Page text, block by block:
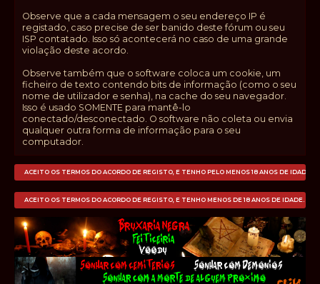
Observe que a cada mensagem o seu endereço IP é
registado, caso precise de ser banido deste fórum ou seu
ISP contatado. Isso só acontecerá no caso de uma grande
violação deste acordo.
Observe também que o software coloca um cookie, um
ficheiro de texto contendo bits de informação (como o seu
nome de utilizador e senha), na cache do seu navegador.
Isso é usado SOMENTE para mantê-lo
conectado/desconectado. O software não coleta ou envia
qualquer outra forma de informação para o seu
computador.